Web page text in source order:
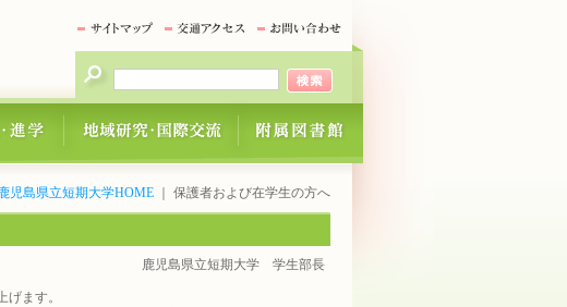
児島県立短期大学HOME ｜ 保護者および在学生の方へ
鹿児島県立短期大学 学生部長
ます。